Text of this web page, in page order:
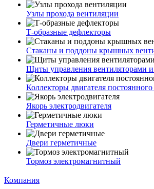
Узлы прохода вентиляции
Т-образные дефлекторы
Стаканы и поддоны крышных
Щиты управления вентиляторами
Коллекторы двигателя постоянного
Якорь электродвигателя
Герметичные люки
Двери герметичные
Тормоз электромагнитный
Компания